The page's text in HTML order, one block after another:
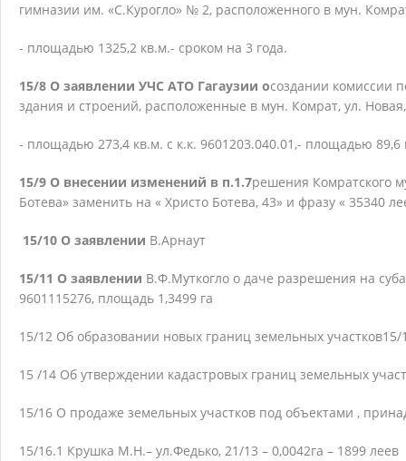
гимназии им. «С.Курогло» № 2, расположенного в мун.
- площадью 1325,2 кв.м.- сроком на 3 года.
15/8 О заявлении УЧС АТО Гагаузии осоздании комиссии
здания и строений, расположенные в мун. Комрат, ул.
- площадью 273,4 кв.м. с к.к. 9601203.040.01,- площадью 89,6
15/9 О внесении изменений в п.1.7решения Комратского
Ботева» заменить на « Христо Ботева, 43» и фразу « 35340
15/10 О заявлении В.Арнаут
15/11 О заявлении В.Ф.Муткогло о даче разрешения на
9601115276, площадь 1,3499 га
15/12 Об образовании новых границ земельных участков15/
15 /14 Об утверждении кадастровых границ земельных
15/16 О продаже земельных участков под объектами ,
15/16.1 Крушка М.Н.– ул.Федько, 21/13 – 0,0042га – 1899 леев